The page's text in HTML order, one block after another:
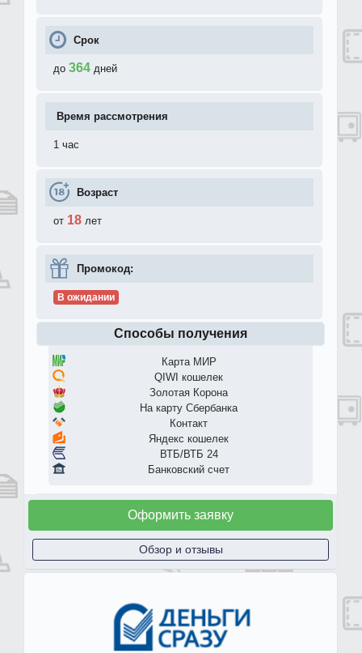
Срок
до 364 дней
Время рассмотрения
1 час
Возраст
от 18 лет
Промокод:
В ожидании
Способы получения
Карта МИР
QIWI кошелек
Золотая Корона
На карту Сбербанка
Контакт
Яндекс кошелек
ВТБ/ВТБ 24
Банковский счет
Оформить заявку
Обзор и отзывы